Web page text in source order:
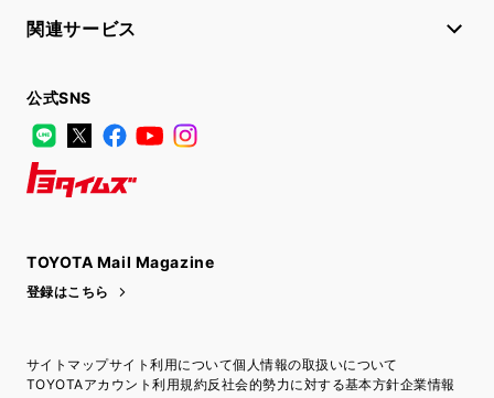
関連サービス
公式SNS
LINE
X FacebookYouTube
TOYOTA Mail Magazine
登録はこちら
サイトマップサイト利用について個人情報の取扱いについて
TOYOTAアカウント利用規約反社会的勢力に対する基本方針企業情報